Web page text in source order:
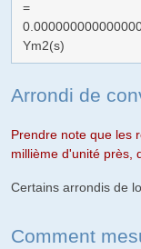
=
Ym2(s)
Arrondi de
Prendre note que les
millième d'unité près,
Certains arrondis de
Comment